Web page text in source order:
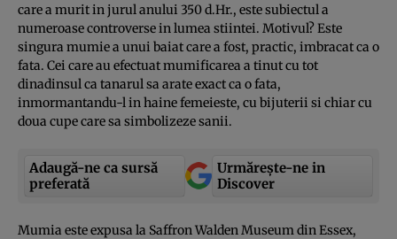
care a murit in jurul anului 350 d.Hr., este subiectul a
numeroase controverse in lumea stiintei. Motivul? Este
singura mumie a unui baiat care a fost, practic, imbracat ca o
fata. Cei care au efectuat mumificarea a tinut cu tot
dinadinsul ca tanarul sa arate exact ca o fata,
inmormantandu-l in haine femeieste, cu bijuterii si chiar cu
doua cupe care sa simbolizeze sanii.
Adaugă-ne ca sursă
preferată
Urmărește-ne in
Discover
Mumia este expusa la Saffron Walden Museum din Essex,